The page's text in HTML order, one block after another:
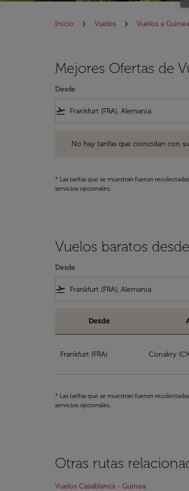
Inicio Vuelos Vuelos a Guinea
Mejores Ofertas de
Desde
flight_takeoff
No hay tarifas que coincidan con
* Las tarifas que se muestran fueron
servicios opcionales.
Vuelos baratos
Desde
flight_takeoff
Desde
Frankfurt (FRA) Conakry
* Las tarifas que se muestran fueron
servicios opcionales.
Otras rutas
Vuelos Casablanca - Guinea